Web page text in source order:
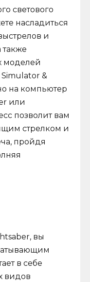
светового
насладиться
и
также
моделей
&
на компьютер
или
позволит вам
стрелком и
пройдя
вы
в себе
видов